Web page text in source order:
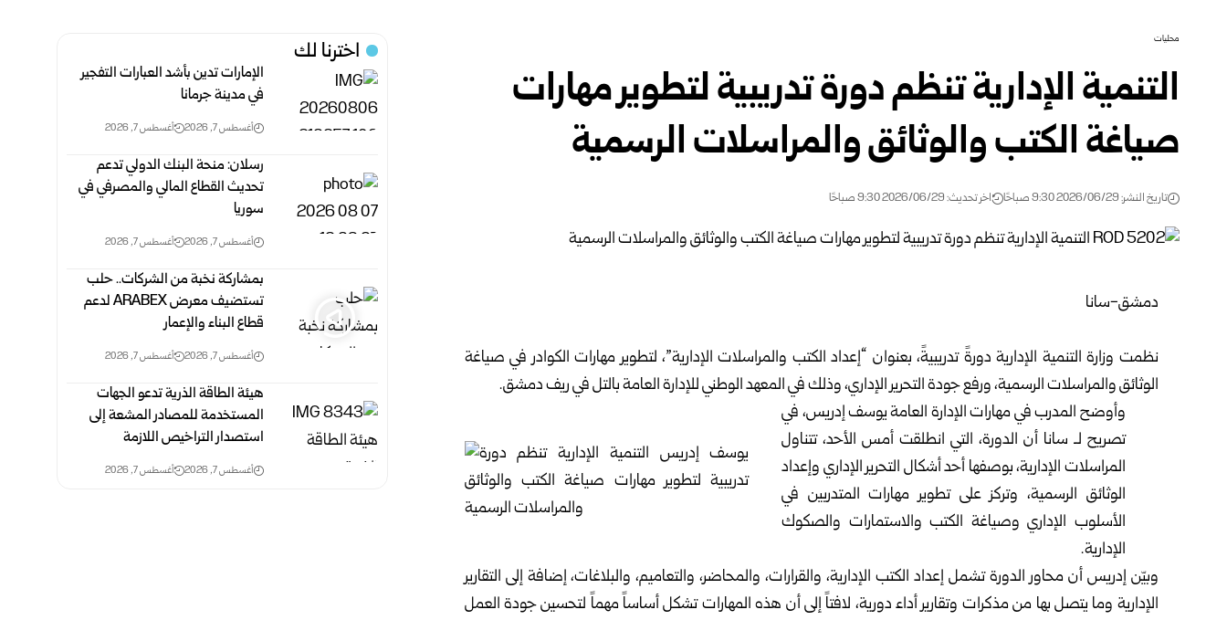
محليات
التنمية الإدارية تنظم دورة تدريبية لتطوير مهارات
صياغة الكتب والوثائق والمراسلات الرسمية
تاريخ النشر: 2026/06/29 9:30 صباحًا اخر تحديث: 2026/06/29 9:30 صباحًا
دمشق-سانا‏
نظمت وزارة التنمية الإداريةدورةً تدريبيةً، بعنوان “إعداد الكتب والمراسلات الإدارية”، لتطوير مهارات الكوادر في ‏صياغة
الوثائق والمراسلات الرسمية، ورفع جودة التحرير الإداري، وذلك في المعهد الوطني للإدارة العامة بالتل فيريف ‏دمشق.‏
وأوضح المدرب في مهارات الإدارة العامة يوسف إدريس، في
تصريح لـ سانا أن الدورة، التي انطلقت أمس الأحد، تتناول
‏المراسلات الإدارية، بوصفها أحد أشكال التحرير الإداري وإعداد
الوثائق الرسمية، وتركز على تطوير مهارات المتدربين في
‏الأسلوب الإداري وصياغة الكتب والاستمارات والصكوك
الإدارية.‏
وبيّن إدريس أن محاور الدورة تشمل إعداد الكتب الإدارية، والقرارات، والمحاضر، والتعاميم، والبلاغات، إضافة إلى ‏التقارير
الإدارية وما يتصل بها من مذكرات وتقارير أداء دورية، لافتاً إلى أن هذه المهارات تشكل أساساً مهماً لتحسين جودة ‏العمل
اخترنا لك
الإمارات تدين بأشد العبارات التفجير
في مدينة جرمانا
أغسطس 7, 2026 أغسطس 7, 2026
رسلان: منحة البنك الدولي تدعم
تحديث القطاع المالي والمصرفي في
سوريا
أغسطس 7, 2026 أغسطس 7, 2026
بمشاركة نخبة من الشركات.. حلب
تستضيف معرض ARABEX لدعم
قطاع البناء والإعمار
أغسطس 7, 2026 أغسطس 7, 2026
هيئة الطاقة الذرية تدعو الجهات
المستخدمة للمصادر المشعة إلى
استصدار التراخيص اللازمة
أغسطس 7, 2026 أغسطس 7, 2026